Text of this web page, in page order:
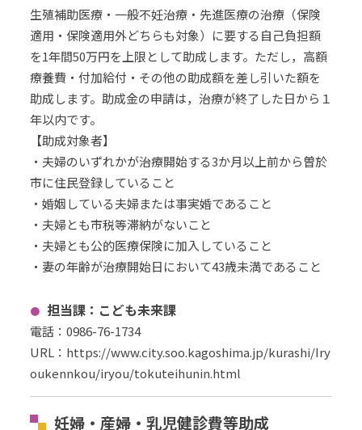
生殖補助医療・一般不妊治療・先進医療の治療（保険
適用・保険適用外どちらも対象）に要する自己負担額
を1年間50万円を上限として助成します。ただし，高額
療養費・付加給付・その他の助成額を差し引いた額を
助成します。助成金の申請は，治療が終了した日から１
年以内です。
【助成対象者】
・夫婦のいずれかが治療開始する3か月以上前から曽於
市に住民登録していること
・婚姻している夫婦または事実婚であること
・夫婦とも市税等滞納がないこと
・夫婦とも公的医療保険に加入していること
・妻の年齢が治療開始日において43歳未満であること
担当課：こども未来課
電話：0986-76-1734
URL： https://www.city.soo.kagoshima.jp/kurashi/Iry
oukennkou/iryou/tokuteihunin.html
妊婦・産婦・乳児健診費等助成